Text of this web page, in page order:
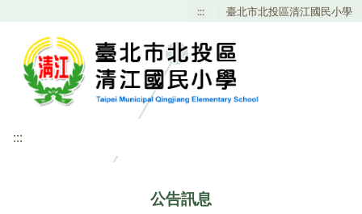
::: 臺北市北投區清江國民小學
:::
公告訊息